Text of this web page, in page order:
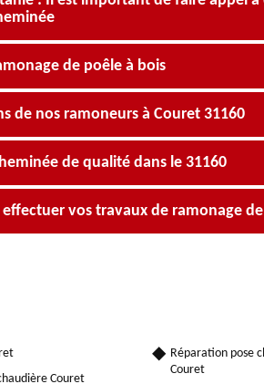
de poêle à bois
de nos ramoneurs à Couret 31160
de qualité dans le 31160
vos travaux de ramonage
Couret
Réparation pose
Couret